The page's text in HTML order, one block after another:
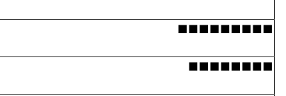
■■■■■■■■■
■■■■■■■■